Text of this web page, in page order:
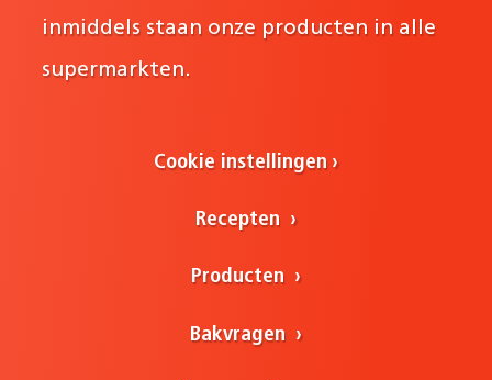
inmiddels staan onze producten in alle
supermarkten.
Cookie instellingen
Recepten
Producten
Bakvragen